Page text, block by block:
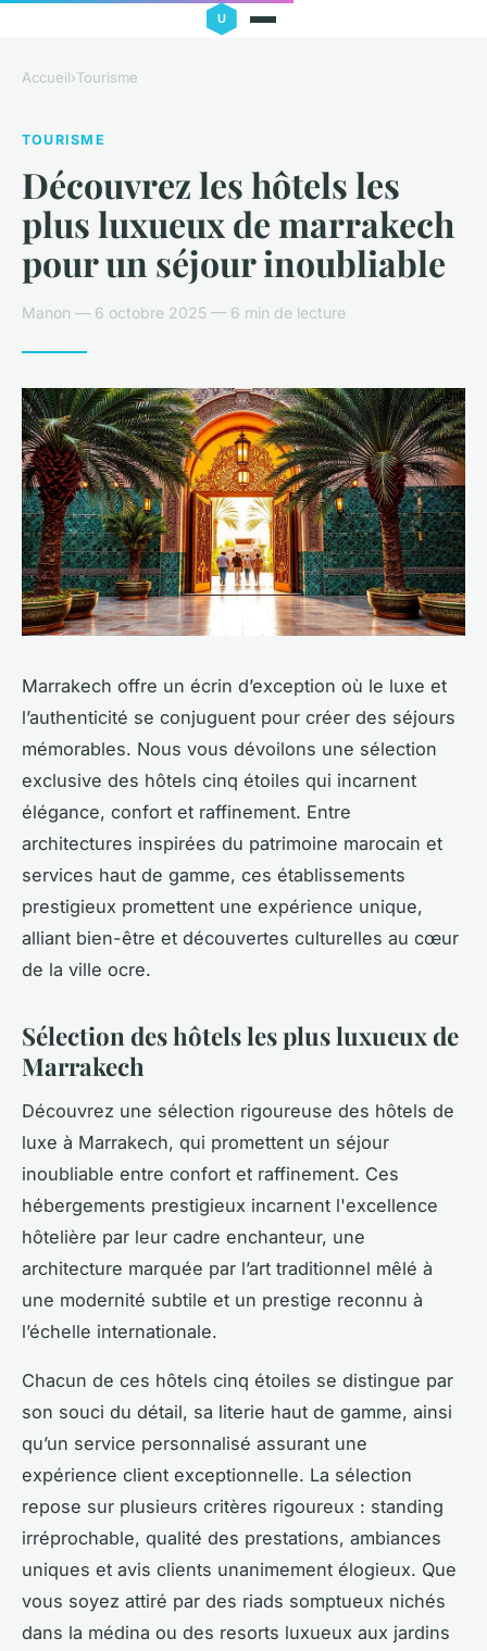
Accueil›Tourisme
TOURISME
Découvrez les hôtels les
plus luxueux de marrakech
pour un séjour inoubliable
Manon — 6 octobre 2025 — 6 min de lecture
Marrakech offre un écrin d’exception où le luxe et
l’authenticité se conjuguent pour créer des séjours
mémorables. Nous vous dévoilons une sélection
exclusive des hôtels cinq étoiles qui incarnent
élégance, confort et raffinement. Entre
architectures inspirées du patrimoine marocain et
services haut de gamme, ces établissements
prestigieux promettent une expérience unique,
alliant bien-être et découvertes culturelles au cœur
de la ville ocre.
Sélection des hôtels les plus luxueux de
Marrakech
Découvrez une sélection rigoureuse des hôtels de
luxe à Marrakech, qui promettent un séjour
inoubliable entre confort et raffinement. Ces
hébergements prestigieux incarnent l'excellence
hôtelière par leur cadre enchanteur, une
architecture marquée par l’art traditionnel mêlé à
une modernité subtile et un prestige reconnu à
l’échelle internationale.
Chacun de ces hôtels cinq étoiles se distingue par
son souci du détail, sa literie haut de gamme, ainsi
qu’un service personnalisé assurant une
expérience client exceptionnelle. La sélection
repose sur plusieurs critères rigoureux : standing
irréprochable, qualité des prestations, ambiances
uniques et avis clients unanimement élogieux. Que
vous soyez attiré par des riads somptueux nichés
dans la médina ou des resorts luxueux aux jardins